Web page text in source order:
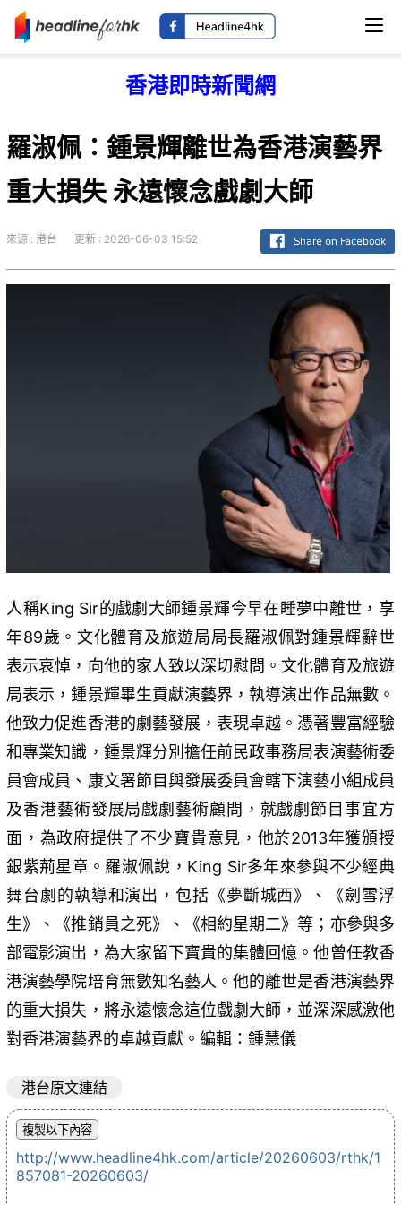
香港即時新聞網
羅淑佩：鍾景輝離世為香港演藝界
重大損失 永遠懷念戲劇大師
來源 : 港台 更新 : 2026-06-03 15:52
人稱King Sir的戲劇大師鍾景輝今早在睡夢中離世，享
年89歲。文化體育及旅遊局局長羅淑佩對鍾景輝辭世
表示哀悼，向他的家人致以深切慰問。文化體育及旅遊
局表示，鍾景輝畢生貢獻演藝界，執導演出作品無數。
他致力促進香港的劇藝發展，表現卓越。憑著豐富經驗
和專業知識，鍾景輝分別擔任前民政事務局表演藝術委
員會成員、康文署節目與發展委員會轄下演藝小組成員
及香港藝術發展局戲劇藝術顧問，就戲劇節目事宜方
面，為政府提供了不少寶貴意見，他於2013年獲頒授
銀紫荊星章。羅淑佩說，King Sir多年來參與不少經典
舞台劇的執導和演出，包括《夢斷城西》、《劍雪浮
生》、《推銷員之死》、《相約星期二》等；亦參與多
部電影演出，為大家留下寶貴的集體回憶。他曾任教香
港演藝學院培育無數知名藝人。他的離世是香港演藝界
的重大損失，將永遠懷念這位戲劇大師，並深深感激他
對香港演藝界的卓越貢獻。編輯：鍾慧儀
港台原文連結
http://www.headline4hk.com/article/20260603/rthk/1
857081-20260603/